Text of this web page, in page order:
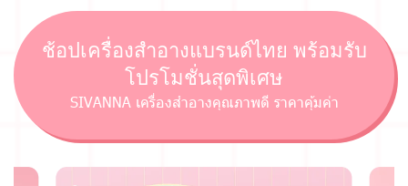
ช้อปเครื่องสำอางแบรนด์ไทย พร้อมรับ
โปรโมชั่นสุดพิเศษ
SIVANNA เครื่องสำอางคุณภาพดี ราคาคุ้มค่า